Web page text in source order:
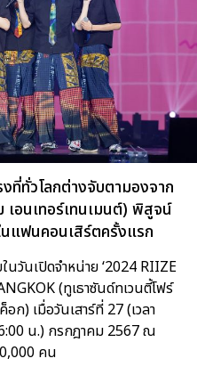
ที่ทั่วโลกต่างจับตามองจาก
อนเทอร์เทนเมนต์) พิสูจน์
แฟนคอนเสิร์ตครั้งแรก
วันเปิดจำหน่าย ‘2024 RIIZE
(ทูเธาซันด์ทเวนตี้โฟร์
ก) เมื่อวันเสาร์ที่ 27 (เวลา
น.) กรกฎาคม 2567 ณ
คน